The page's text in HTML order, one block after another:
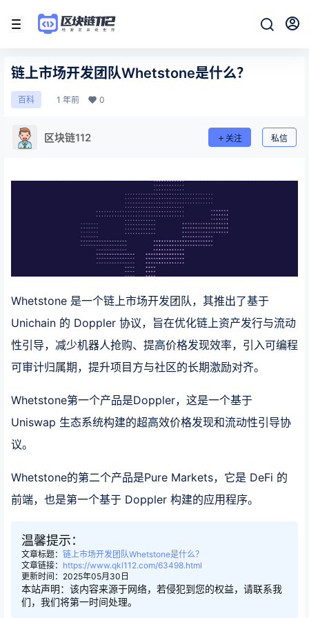
链上市场开发团队Whetstone是什么？
百科 1 年前 0
区块链112 关注 私信
Whetstone 是一个链上市场开发团队，其推出了基于
Unichain 的 Doppler 协议，旨在优化链上资产发行与流动
性引导，减少机器人抢购、提高价格发现效率，引入可编程
可审计归属期，提升项目方与社区的长期激励对齐。
Whetstone第一个产品是Doppler，这是一个基于
Uniswap 生态系统构建的超高效价格发现和流动性引导协
议。
Whetstone的第二个产品是Pure Markets，它是 DeFi 的
前端，也是第一个基于 Doppler 构建的应用程序。
温馨提示：
文章标题： 链上市场开发团队Whetstone是什么？
文章链接： https://www.qkl112.com/63498.html
更新时间：2025年05月30日
本站声明：该内容来源于网络，若侵犯到您的权益，请联系我
们，我们将第一时间处理。